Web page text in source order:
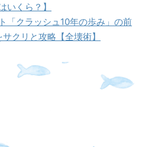
いくら？】
「クラッシュ10年の歩み」の前
クリと攻略【全壊術】